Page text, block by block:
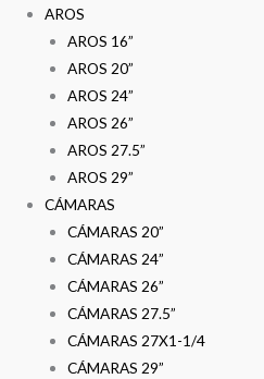
AROS
AROS 16”
AROS 20”
AROS 24”
AROS 26”
AROS 27.5”
AROS 29”
CÁMARAS
CÁMARAS 20”
CÁMARAS 24”
CÁMARAS 26”
CÁMARAS 27.5”
CÁMARAS 27X1-1/4
CÁMARAS 29”